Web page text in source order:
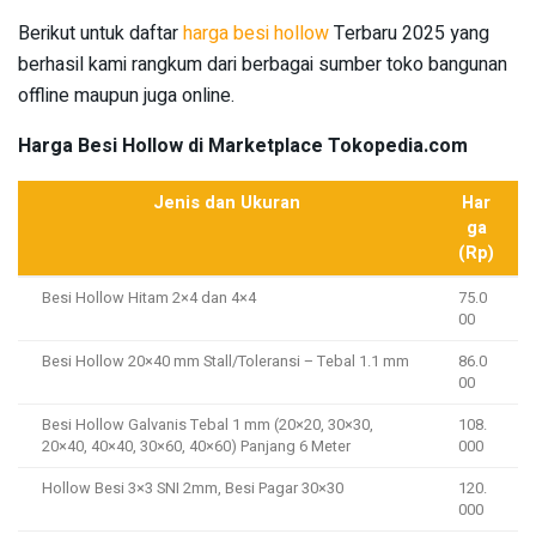
Berikut untuk daftarharga besi hollowTerbaru 2025 yang
berhasil kami rangkum dari berbagai sumber toko bangunan
offline maupun juga online.
Harga Besi Hollow di Marketplace Tokopedia.com
Jenis dan Ukuran
Har
ga
(Rp)
Besi Hollow Hitam 2×4 dan 4×4
75.0
00
Besi Hollow 20×40 mm Stall/Toleransi – Tebal 1.1 mm
86.0
00
Besi Hollow Galvanis Tebal 1 mm (20×20, 30×30,
20×40, 40×40, 30×60, 40×60) Panjang 6 Meter
108.
000
Hollow Besi 3×3 SNI 2mm, Besi Pagar 30×30
120.
000